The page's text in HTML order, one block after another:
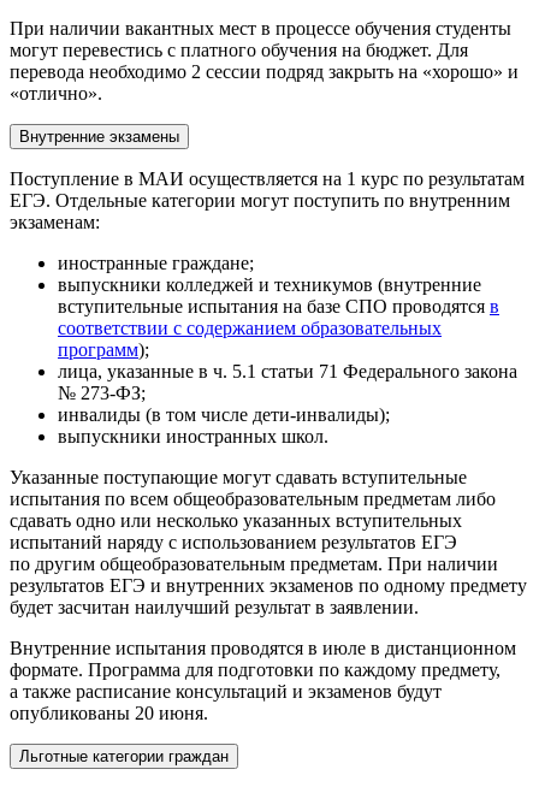
При наличии вакантных мест в процессе обучения студенты
могут перевестись с платного обучения на бюджет. Для
перевода необходимо 2 сессии подряд закрыть на «хорошо» и
«отлично».
Внутренние экзамены
Поступление в МАИ осуществляется на 1 курс по результатам
ЕГЭ. Отдельные категории могут поступить по внутренним
экзаменам:
иностранные граждане;
выпускники колледжей и техникумов (внутренние
вступительные испытания на базе СПО проводятся в
соответствии с содержанием образовательных
программ);
лица, указанные в ч. 5.1 статьи 71 Федерального закона
№ 273-ФЗ;
инвалиды (в том числе дети-инвалиды);
выпускники иностранных школ.
Указанные поступающие могут сдавать вступительные
испытания по всем общеобразовательным предметам либо
сдавать одно или несколько указанных вступительных
испытаний наряду с использованием результатов ЕГЭ
по другим общеобразовательным предметам. При наличии
результатов ЕГЭ и внутренних экзаменов по одному предмету
будет засчитан наилучший результат в заявлении.
Внутренние испытания проводятся в июле в дистанционном
формате. Программа для подготовки по каждому предмету,
а также расписание консультаций и экзаменов будут
опубликованы 20 июня.
Льготные категории граждан